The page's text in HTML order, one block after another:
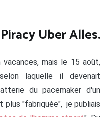
Piracy Uber Alles.
mais le 15 août,
laquelle il devenait
du pacemaker d'un
"fabriquée", je publiais